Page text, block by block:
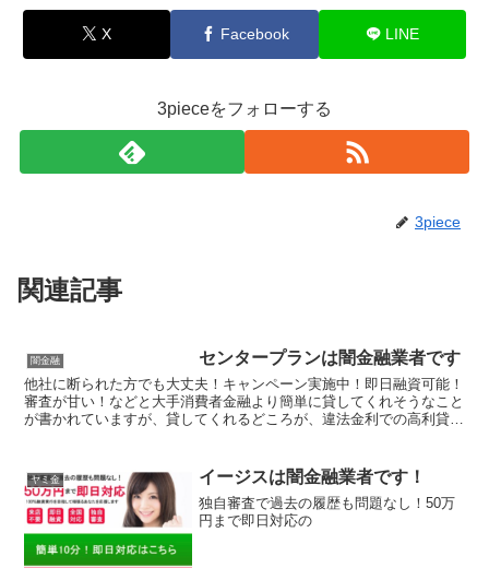
X Facebook LINE
3pieceをフォローする
3piece
関連記事
闇金融 センタープランは闇金融業者です
他社に断られた方でも大丈夫！キャンペーン実施中！即日融資可能！
審査が甘い！などと大手消費者金融より簡単に貸してくれそうなこと
が書かれていますが、貸してくれるどころが、違法金利での高利貸し
ヤミ金 イージスは闇金融業者です！
独自審査で過去の履歴も問題なし！50万
円まで即日対応の